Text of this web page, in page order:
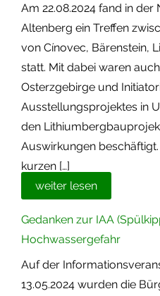
Am 22.08.2024 fand in
Altenberg ein Treffen
von Cínovec, Bärenstein,
statt. Mit dabei waren
Osterzgebirge und
Ausstellungsprojektes in
den
Auswirkungen
kurzen […]
weiter lesen
Gedanken zur IAA
Hochwassergefahr
Auf der
13.05.2024 wurden die